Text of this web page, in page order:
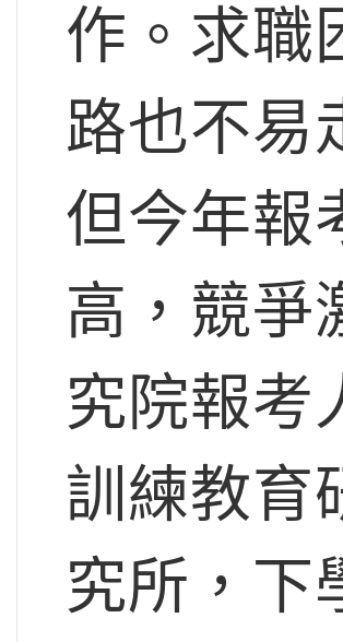
作。求職
路也不易
但今年報
高，競爭
究院報考
訓練教育
究所，下